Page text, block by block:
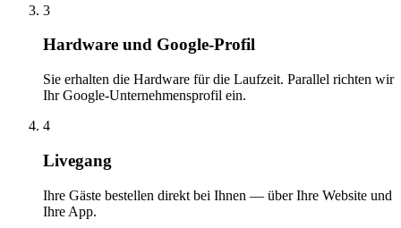
3
Hardware und Google-Profil
Sie erhalten die Hardware für die Laufzeit. Parallel richten wir
Ihr Google-Unternehmensprofil ein.
4
Livegang
Ihre Gäste bestellen direkt bei Ihnen — über Ihre Website und
Ihre App.